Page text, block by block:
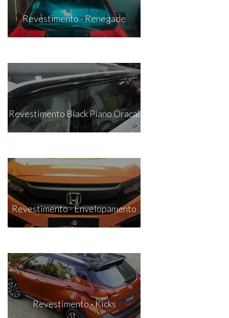
Revestimento - Renegade
Revestimento Black Piano Oracal
Revestimento - Envelopamento
Revestimento - Kicks